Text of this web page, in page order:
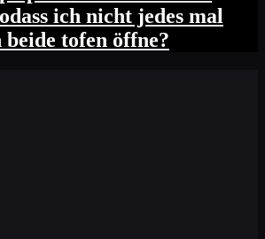
ich nicht jedes mal
tofen öffne?